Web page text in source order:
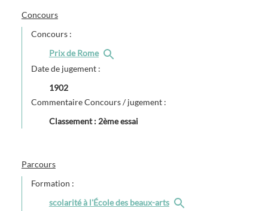
Concours
Concours :
Prix de Rome
Date de jugement :
1902
Commentaire Concours / jugement :
Classement : 2ème essai
Parcours
Formation :
scolarité à l'École des beaux-arts